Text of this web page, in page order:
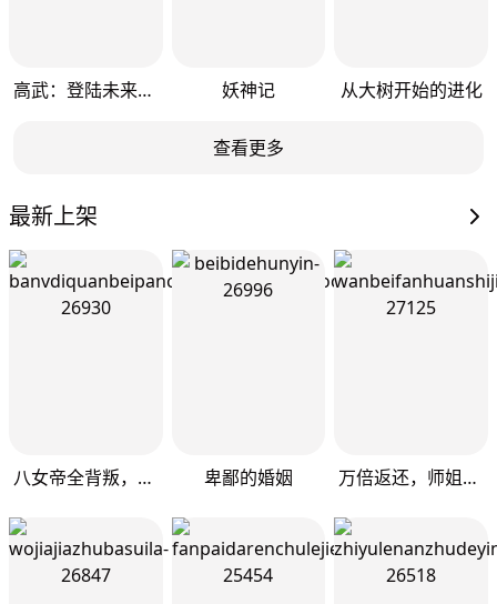
高武：登陆未来一万年 妖神记 从大树开始的进化
查看更多
最新上架
八女帝全背叛，重生悔到肠断 卑鄙的婚姻 万倍返还，师姐请自重